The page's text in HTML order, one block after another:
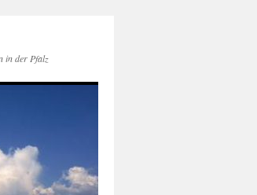
in der Pfalz